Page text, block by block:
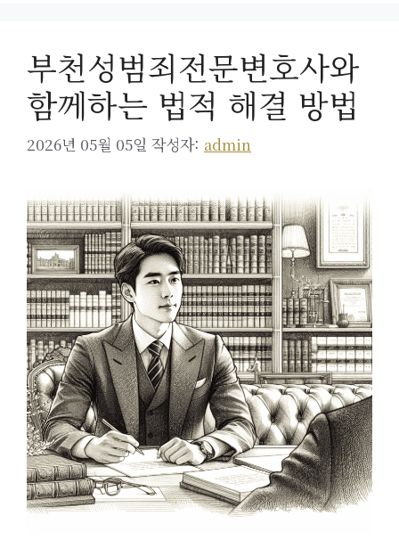
부천성범죄전문변호사와
함께하는 법적 해결 방법
2026년 05월 05일 작성자: admin